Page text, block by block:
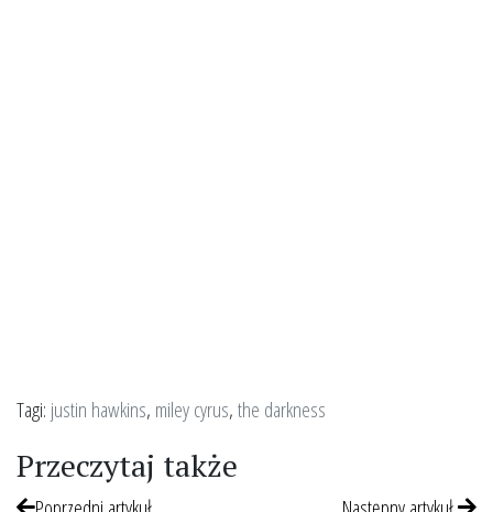
Tagi: justin hawkins, miley cyrus,the darkness
Przeczytaj także